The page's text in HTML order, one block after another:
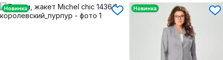
Новинка Новинка